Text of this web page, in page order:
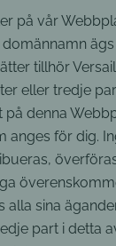
på vår
tillhör
eller tredje
denna
anges för dig.
alla sina
part i detta